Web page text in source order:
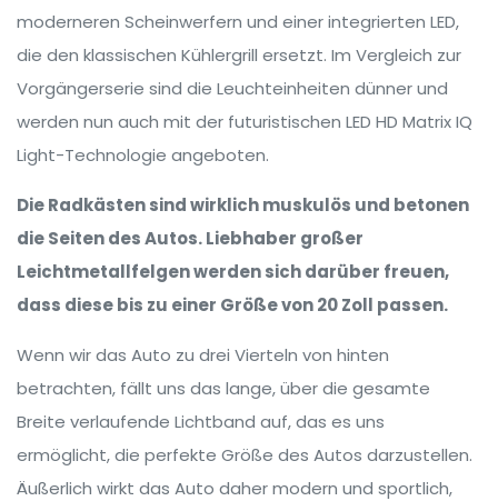
moderneren Scheinwerfern und einer integrierten LED,
die den klassischen Kühlergrill ersetzt. Im Vergleich zur
Vorgängerserie sind die Leuchteinheiten dünner und
werden nun auch mit der futuristischen LED HD Matrix IQ
Light-Technologie angeboten.
Die Radkästen sind wirklich muskulös und betonen
die Seiten des Autos. Liebhaber großer
Leichtmetallfelgen werden sich darüber freuen,
dass diese bis zu einer Größe von 20 Zoll passen.
Wenn wir das Auto zu drei Vierteln von hinten
betrachten, fällt uns das lange, über die gesamte
Breite verlaufende Lichtband auf, das es uns
ermöglicht, die perfekte Größe des Autos darzustellen.
Äußerlich wirkt das Auto daher modern und sportlich,